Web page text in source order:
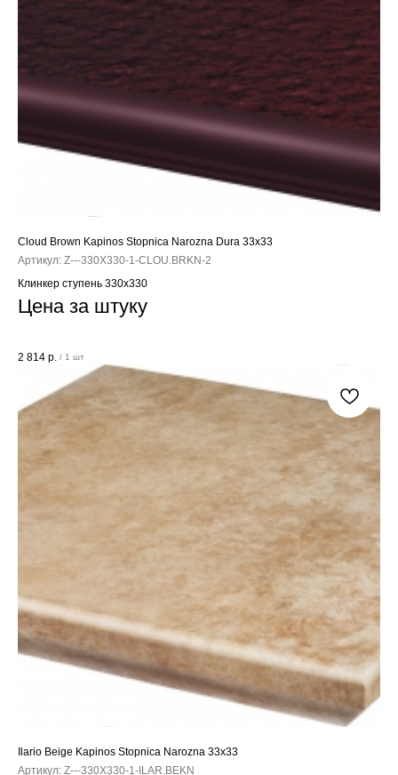
Cloud Brown Kapinos Stopnica Narozna Dura 33x33
Артикул: Z---330X330-1-CLOU.BRKN-2
Клинкер ступень 330x330
Цена за штуку
2 814 р. / 1 шт
Ilario Beige Kapinos Stopnica Narozna 33x33
Артикул: Z---330X330-1-ILAR.BEKN